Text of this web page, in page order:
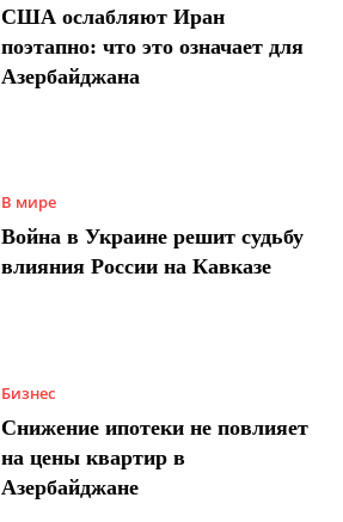
США ослабляют Иран
поэтапно: что это означает для
Азербайджана
В мире
Война в Украине решит судьбу
влияния России на Кавказе
Бизнес
Снижение ипотеки не повлияет
на цены квартир в
Азербайджане